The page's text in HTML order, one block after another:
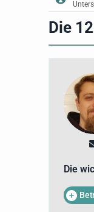
Die
Die